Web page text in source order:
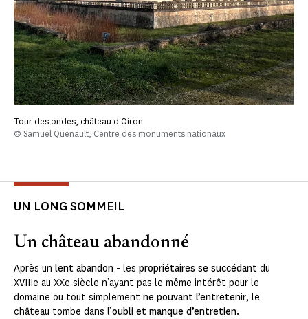
Tour des ondes, château d'Oiron
© Samuel Quenault, Centre des monuments nationaux
UN LONG SOMMEIL
Un château abandonné
Après un lent abandon - les propriétaires se succédant du
XVIIIe au XXe siècle n’ayant pas le même intérêt pour le
domaine ou tout simplement ne pouvant l’entretenir, le
château tombe dans l’oubli et manque d’entretien.